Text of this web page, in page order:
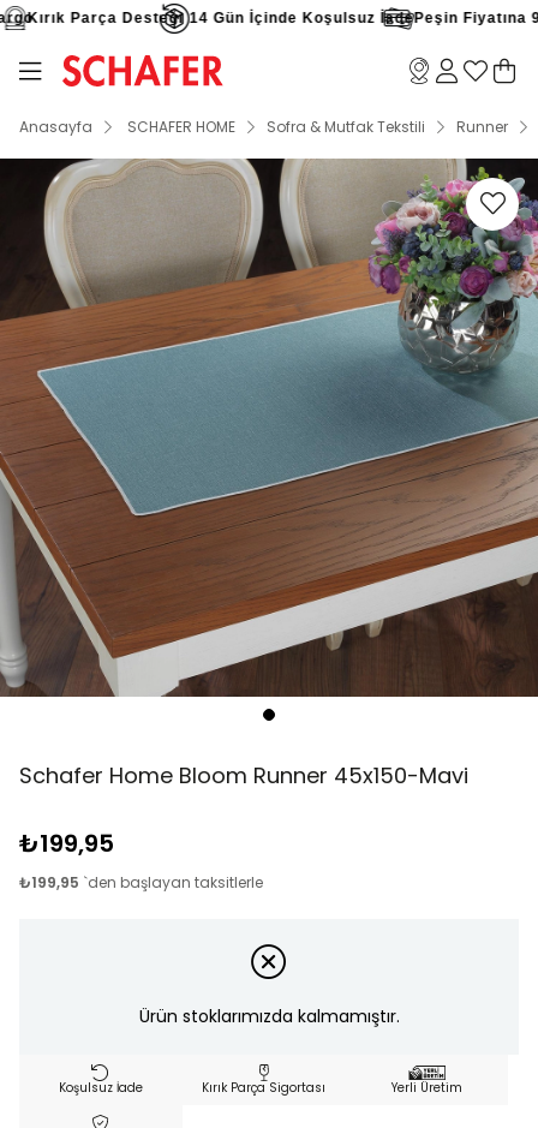
Kırık Parça Desteği 14 Gün İçinde Koşulsuz İadePeşin Fiyatına 9
Anasayfa SCHAFER HOME Sofra & Mutfak Tekstili Runner
Schafer Home Bloom Runner 45x150-Mavi
₺199,95
₺199,95 `den başlayan taksitlerle
Ürün stoklarımızda kalmamıştır.
Koşulsuz İade Kırık Parça Sigortası Yerli Üretim